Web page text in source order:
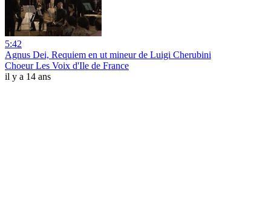
5:42
Agnus Dei, Requiem en ut mineur de Luigi Cherubini
Choeur Les Voix d'Ile de France
il y a 14 ans